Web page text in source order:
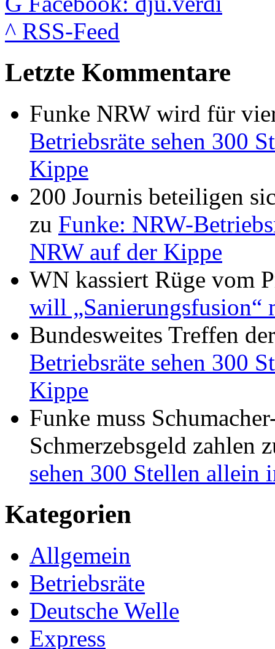
^ RSS-Feed
Letzte Kommentare
Funke NRW wird für
Betriebsräte sehen 300
Kippe
200 Journis beteiligen
zu Funke: NRW-
NRW auf der Kippe
WN kassiert Rüge vom
will „Sanierungsfusion“
Bundesweites Treffen
Betriebsräte sehen 300
Kippe
Funke muss
Schmerzebsgeld zahlen
sehen 300 Stellen allein
Kategorien
Allgemein
Betriebsräte
Deutsche Welle
Express